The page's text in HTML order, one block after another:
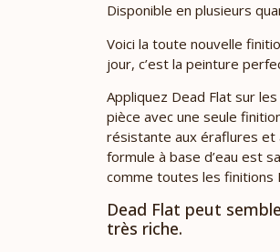
Disponible en plusieurs
Voici la toute nouvelle
jour, c’est la peinture
Appliquez Dead Flat sur
pièce avec une seule
résistante aux éraflures et
formule à base d’eau est
comme toutes les finitions
Dead Flat peut
très riche.